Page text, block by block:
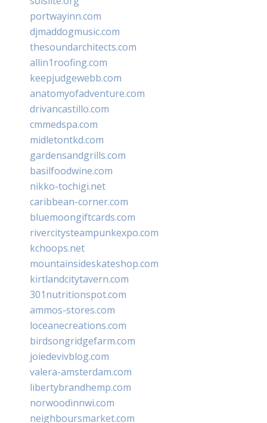
portwayinn.com
djmaddogmusic.com
thesoundarchitects.com
allin1roofing.com
keepjudgewebb.com
anatomyofadventure.com
drivancastillo.com
cmmedspa.com
midletontkd.com
gardensandgrills.com
basilfoodwine.com
nikko-tochigi.net
caribbean-corner.com
bluemoongiftcards.com
rivercitysteampunkexpo.com
kchoops.net
mountainsideskateshop.com
kirtlandcitytavern.com
301nutritionspot.com
ammos-stores.com
loceanecreations.com
birdsongridgefarm.com
joiedevivblog.com
valera-amsterdam.com
libertybrandhemp.com
norwoodinnwi.com
neighboursmarket.com